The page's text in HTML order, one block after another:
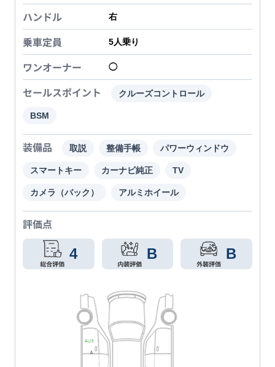
ハンドル 右
乗車定員 5人乗り
ワンオーナー ◯
セールスポイント クルーズコントロール
BSM
装備品 取説 整備手帳 パワーウィンドウ
スマートキー カーナビ純正 TV
カメラ（バック） アルミホイール
評価点
4 B B